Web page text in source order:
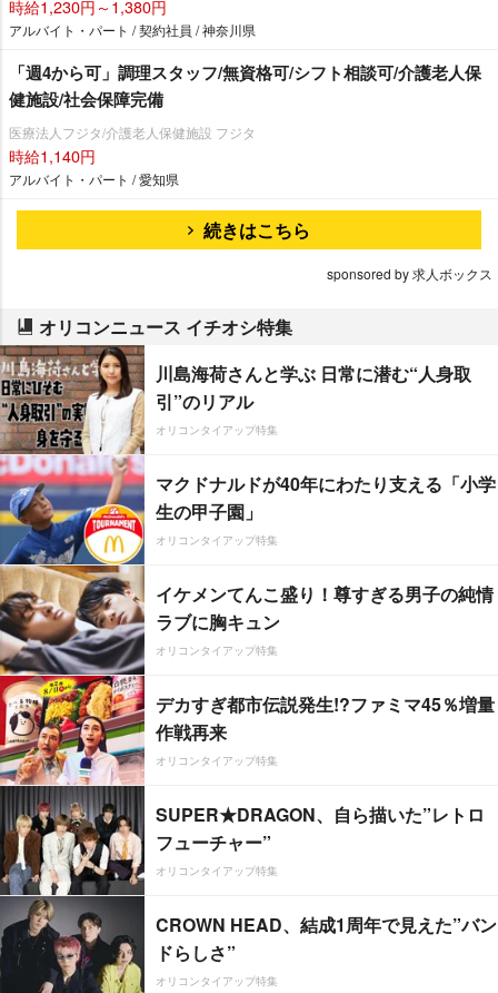
時給1,230円～1,380円
アルバイト・パート / 契約社員 / 神奈川県
「週4から可」調理スタッフ/無資格可/シフト相談可/介護老人保
健施設/社会保障完備
医療法人フジタ/介護老人保健施設 フジタ
時給1,140円
アルバイト・パート / 愛知県
続きはこちら
sponsored by 求人ボックス
オリコンニュース イチオシ特集
川島海荷さんと学ぶ 日常に潜む“人身取
引”のリアル
オリコンタイアップ特集
マクドナルドが40年にわたり支える「小学
生の甲子園」
オリコンタイアップ特集
イケメンてんこ盛り！尊すぎる男子の純情
ラブに胸キュン
オリコンタイアップ特集
デカすぎ都市伝説発生!?ファミマ45％増量
作戦再来
オリコンタイアップ特集
SUPER★DRAGON、自ら描いた”レトロ
フューチャー”
オリコンタイアップ特集
CROWN HEAD、結成1周年で見えた”バン
ドらしさ”
オリコンタイアップ特集